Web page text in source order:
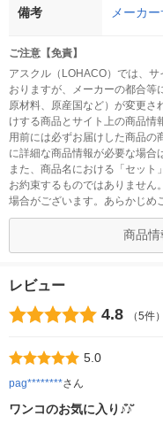
備考 メーカ
ご注意【免責】
アスクル（LOHACO）では、
おりますが、メーカーの都合等
原材料、原産国など）が変更さ
けする商品とサイト上の商品情
用前には必ずお届けした商品の
に詳細な商品情報が必要な場合
また、商品名における「セット
お約束するものではありません
場合がございます。あらかじめ
商品情
レビュー
4.8 （5件）
5.0
pag********さん
ワンコのお気に入り♪̊̈♪̆̈